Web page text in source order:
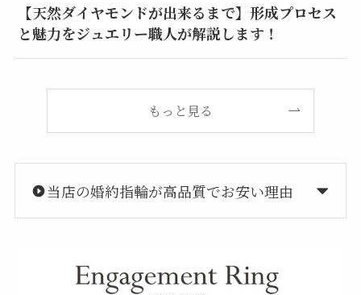
【天然ダイヤモンドが出来るまで】形成プロセス
と魅力をジュエリー職人が解説します！
もっと見る
当店の婚約指輪が高品質でお安い理由